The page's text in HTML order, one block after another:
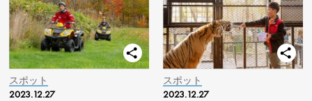
スポット
2023.12.27
スポット
2023.12.27